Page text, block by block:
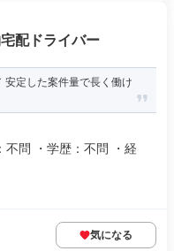
配ドライバー
定した案件量で長く働け
不問 ・学歴：不問 ・経
気になる